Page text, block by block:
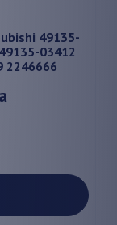
49135-
03412
2246666